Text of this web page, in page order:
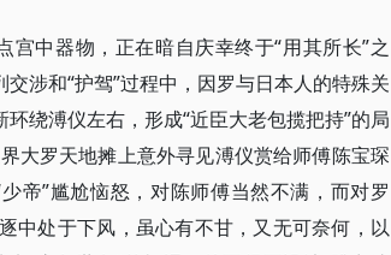
中器物，正在暗自庆幸终于“用其所长”之
涉和“护驾”过程中，因罗与日本人的特殊关
绕溥仪左右，形成“近臣大老包揽把持”的局
大罗天地摊上意外寻见溥仪赏给师傅陈宝琛
帝”尴尬恼怒，对陈师傅当然不满，而对罗
中处于下风，虽心有不甘，又无可奈何，以